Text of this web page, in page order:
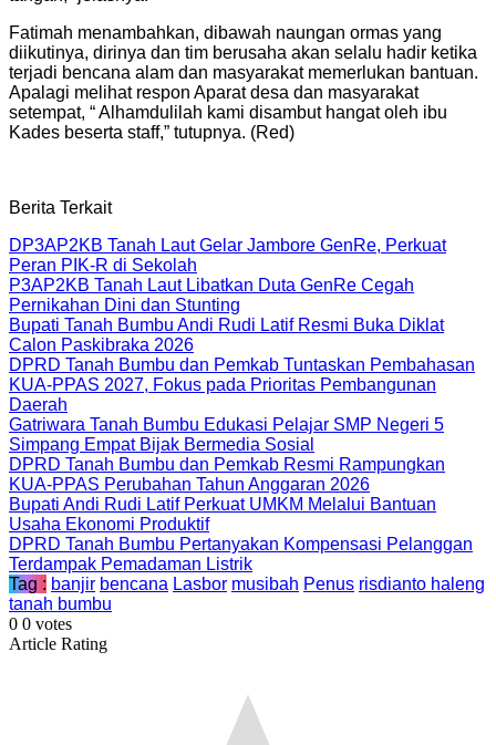
Fatimah menambahkan, dibawah naungan ormas yang
diikutinya, dirinya dan tim berusaha akan selalu hadir ketika
terjadi bencana alam dan masyarakat memerlukan bantuan.
Apalagi melihat respon Aparat desa dan masyarakat
setempat, “ Alhamdulilah kami disambut hangat oleh ibu
Kades beserta staff,” tutupnya. (Red)
Berita Terkait
DP3AP2KB Tanah Laut Gelar Jambore GenRe, Perkuat
Peran PIK-R di Sekolah
P3AP2KB Tanah Laut Libatkan Duta GenRe Cegah
Pernikahan Dini dan Stunting
Bupati Tanah Bumbu Andi Rudi Latif Resmi Buka Diklat
Calon Paskibraka 2026
DPRD Tanah Bumbu dan Pemkab Tuntaskan Pembahasan
KUA-PPAS 2027, Fokus pada Prioritas Pembangunan
Daerah
Gatriwara Tanah Bumbu Edukasi Pelajar SMP Negeri 5
Simpang Empat Bijak Bermedia Sosial
DPRD Tanah Bumbu dan Pemkab Resmi Rampungkan
KUA-PPAS Perubahan Tahun Anggaran 2026
Bupati Andi Rudi Latif Perkuat UMKM Melalui Bantuan
Usaha Ekonomi Produktif
DPRD Tanah Bumbu Pertanyakan Kompensasi Pelanggan
Terdampak Pemadaman Listrik
Tag : banjir bencana Lasbor musibah Penus risdianto haleng
tanah bumbu
0 0 votes
Article Rating